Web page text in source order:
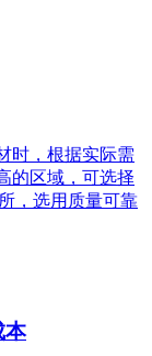
时，根据实际需
的区域，可选择
，选用质量可靠
本